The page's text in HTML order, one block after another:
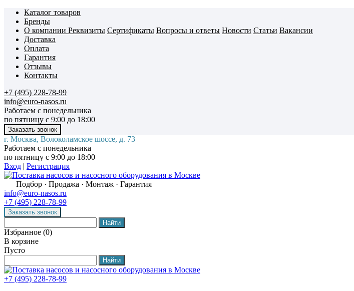
Каталог товаров
Бренды
О компании Реквизиты Сертификаты Вопросы и ответы Новости Статьи Вакансии
Доставка
Оплата
Гарантия
Отзывы
Контакты
+7 (495) 228-78-99
info@euro-nasos.ru
Работаем с понедельника
по пятницу с 9:00 до 18:00
г. Москва, Волоколамское шоссе, д. 73
Работаем с понедельника
по пятницу с 9:00 до 18:00
Вход | Регистрация
Подбор · Продажа · Монтаж · Гарантия
info@euro-nasos.ru
+7 (495) 228-78-99
Избранное (0)
В корзине
Пусто
+7 (495) 228-78-99